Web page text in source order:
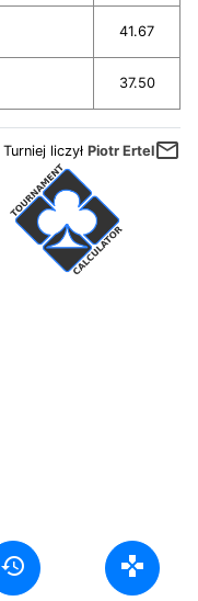
41.67
37.50
Turniej liczył Piotr Ertelmail_outline
history gamepad